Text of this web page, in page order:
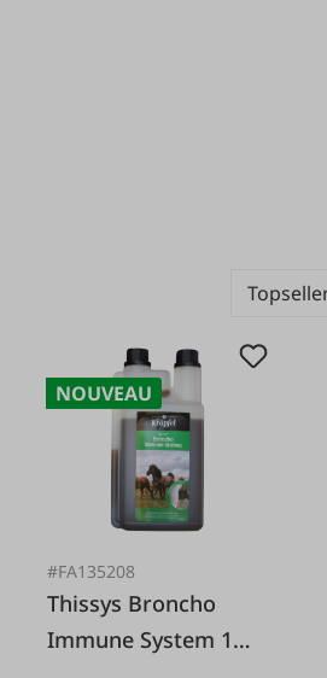
NOUVEAU
#FA135208
Thissys Broncho
Immune System 1